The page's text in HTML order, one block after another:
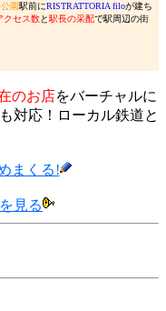
園駅前にRISTRATTORIA filoが建ち
クセス数と駅長の采配で駅周辺の街
のお店をバーチャルに
対応！ローカル鉄道と
まくる!
見る